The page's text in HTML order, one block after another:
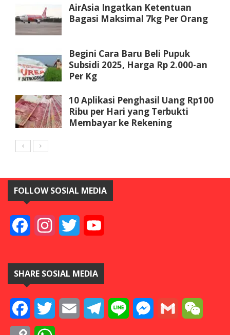
AirAsia Ingatkan Ketentuan
Bagasi Maksimal 7kg Per Orang
Begini Cara Baru Beli Pupuk
Subsidi 2025, Harga Rp 2.000-an
Per Kg
10 Aplikasi Penghasil Uang Rp100
Ribu per Hari yang Terbukti
Membayar ke Rekening
FOLLOW SOSIAL MEDIA
FacebookInstagramTwitter
SHARE SOSIAL MEDIA
FacebookTwitter Email TelegramLine Messenger
Gmail